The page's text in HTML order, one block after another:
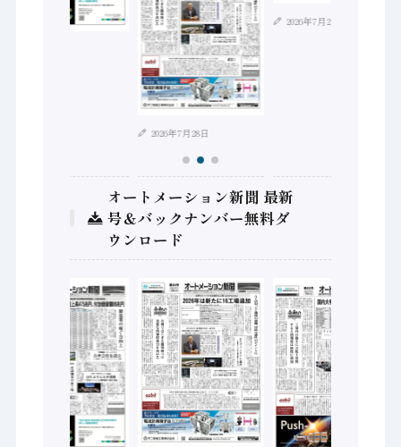
2026年7月28日
2026年7月21日
オートメーション新聞 最新
号＆バックナンバー無料ダ
ウンロード